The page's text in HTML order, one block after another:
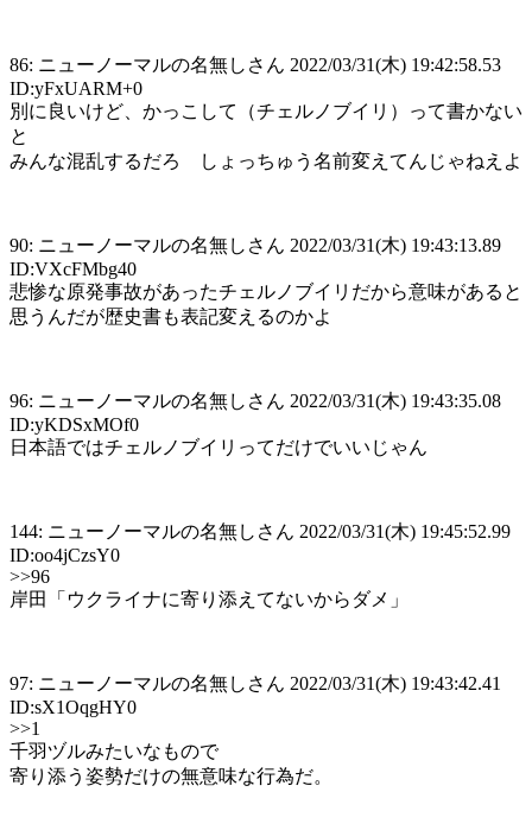
86: ニューノーマルの名無しさん 2022/03/31(木) 19:42:58.53
ID:yFxUARM+0
別に良いけど、かっこして（チェルノブイリ）って書かない
と
みんな混乱するだろ しょっちゅう名前変えてんじゃねえよ
90: ニューノーマルの名無しさん 2022/03/31(木) 19:43:13.89
ID:VXcFMbg40
悲惨な原発事故があったチェルノブイリだから意味があると
思うんだが歴史書も表記変えるのかよ
96: ニューノーマルの名無しさん 2022/03/31(木) 19:43:35.08
ID:yKDSxMOf0
日本語ではチェルノブイリってだけでいいじゃん
144: ニューノーマルの名無しさん 2022/03/31(木) 19:45:52.99
ID:oo4jCzsY0
>>96
岸田「ウクライナに寄り添えてないからダメ」
97: ニューノーマルの名無しさん 2022/03/31(木) 19:43:42.41
ID:sX1OqgHY0
>>1
千羽ヅルみたいなもので
寄り添う姿勢だけの無意味な行為だ。